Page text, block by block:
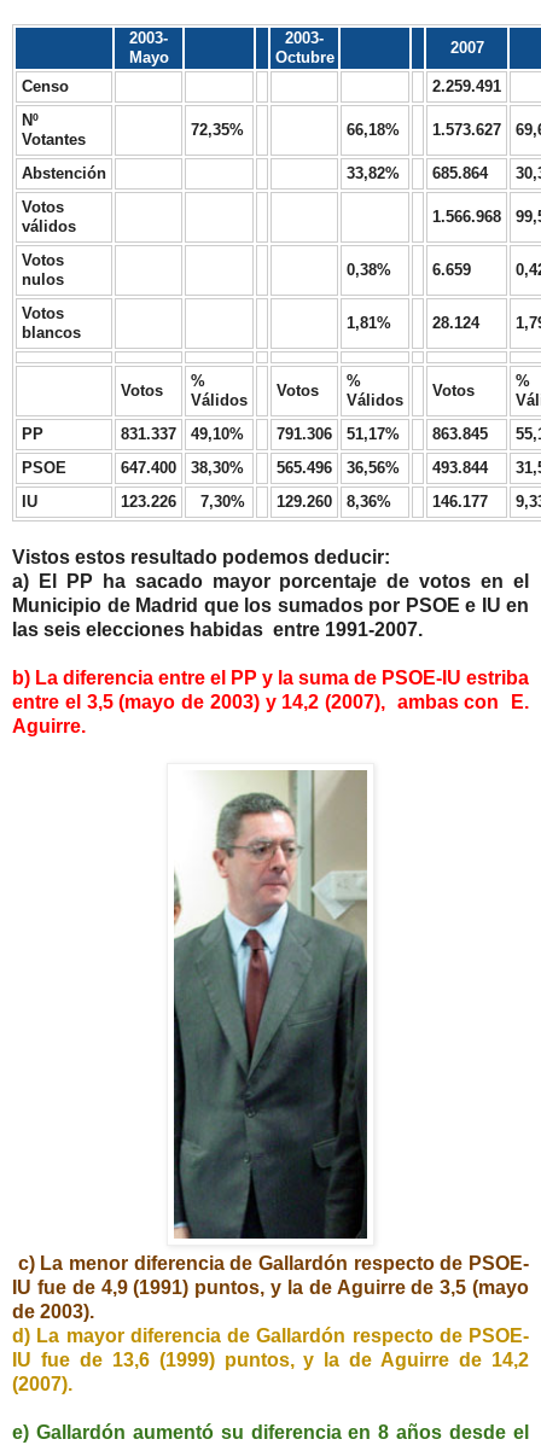
2003-
Mayo
2003-
Octubre
2007
Censo
2.259.491
Nº
Votantes
72,35% 66,18% 1.573.627
Abstención 33,82% 685.864
Votos
válidos
1.566.968
Votos
nulos
0,38% 6.659
Votos
blancos
1,81% 28.124
Votos
%
Válidos
Votos
%
Válidos
Votos
%
PP
831.337 49,10% 791.306 51,17% 863.845
PSOE
647.400 38,30% 565.496 36,56% 493.844
IU
123.226 7,30% 129.260 8,36% 146.177
Vistos estos resultado podemos deducir:
a) El PP ha sacado mayor porcentaje de votos en el
Municipio de Madrid que los sumados por PSOE e IU en
las seis elecciones habidas entre 1991-2007.
b) La diferencia entre el PP y la suma de PSOE-IU estriba
entre el 3,5 (mayo de 2003) y 14,2 (2007), ambas con E.
Aguirre.
c) La menor diferencia de Gallardón respecto de PSOE-
IU fue de 4,9 (1991) puntos, y la de Aguirre de 3,5 (mayo
de 2003).
d) La mayor diferencia de Gallardón respecto de PSOE-
IU fue de 13,6 (1999) puntos, y
la de Aguirre de 14,2
(2007).
e) Gallardón aumentó su diferencia en 8 años desde el